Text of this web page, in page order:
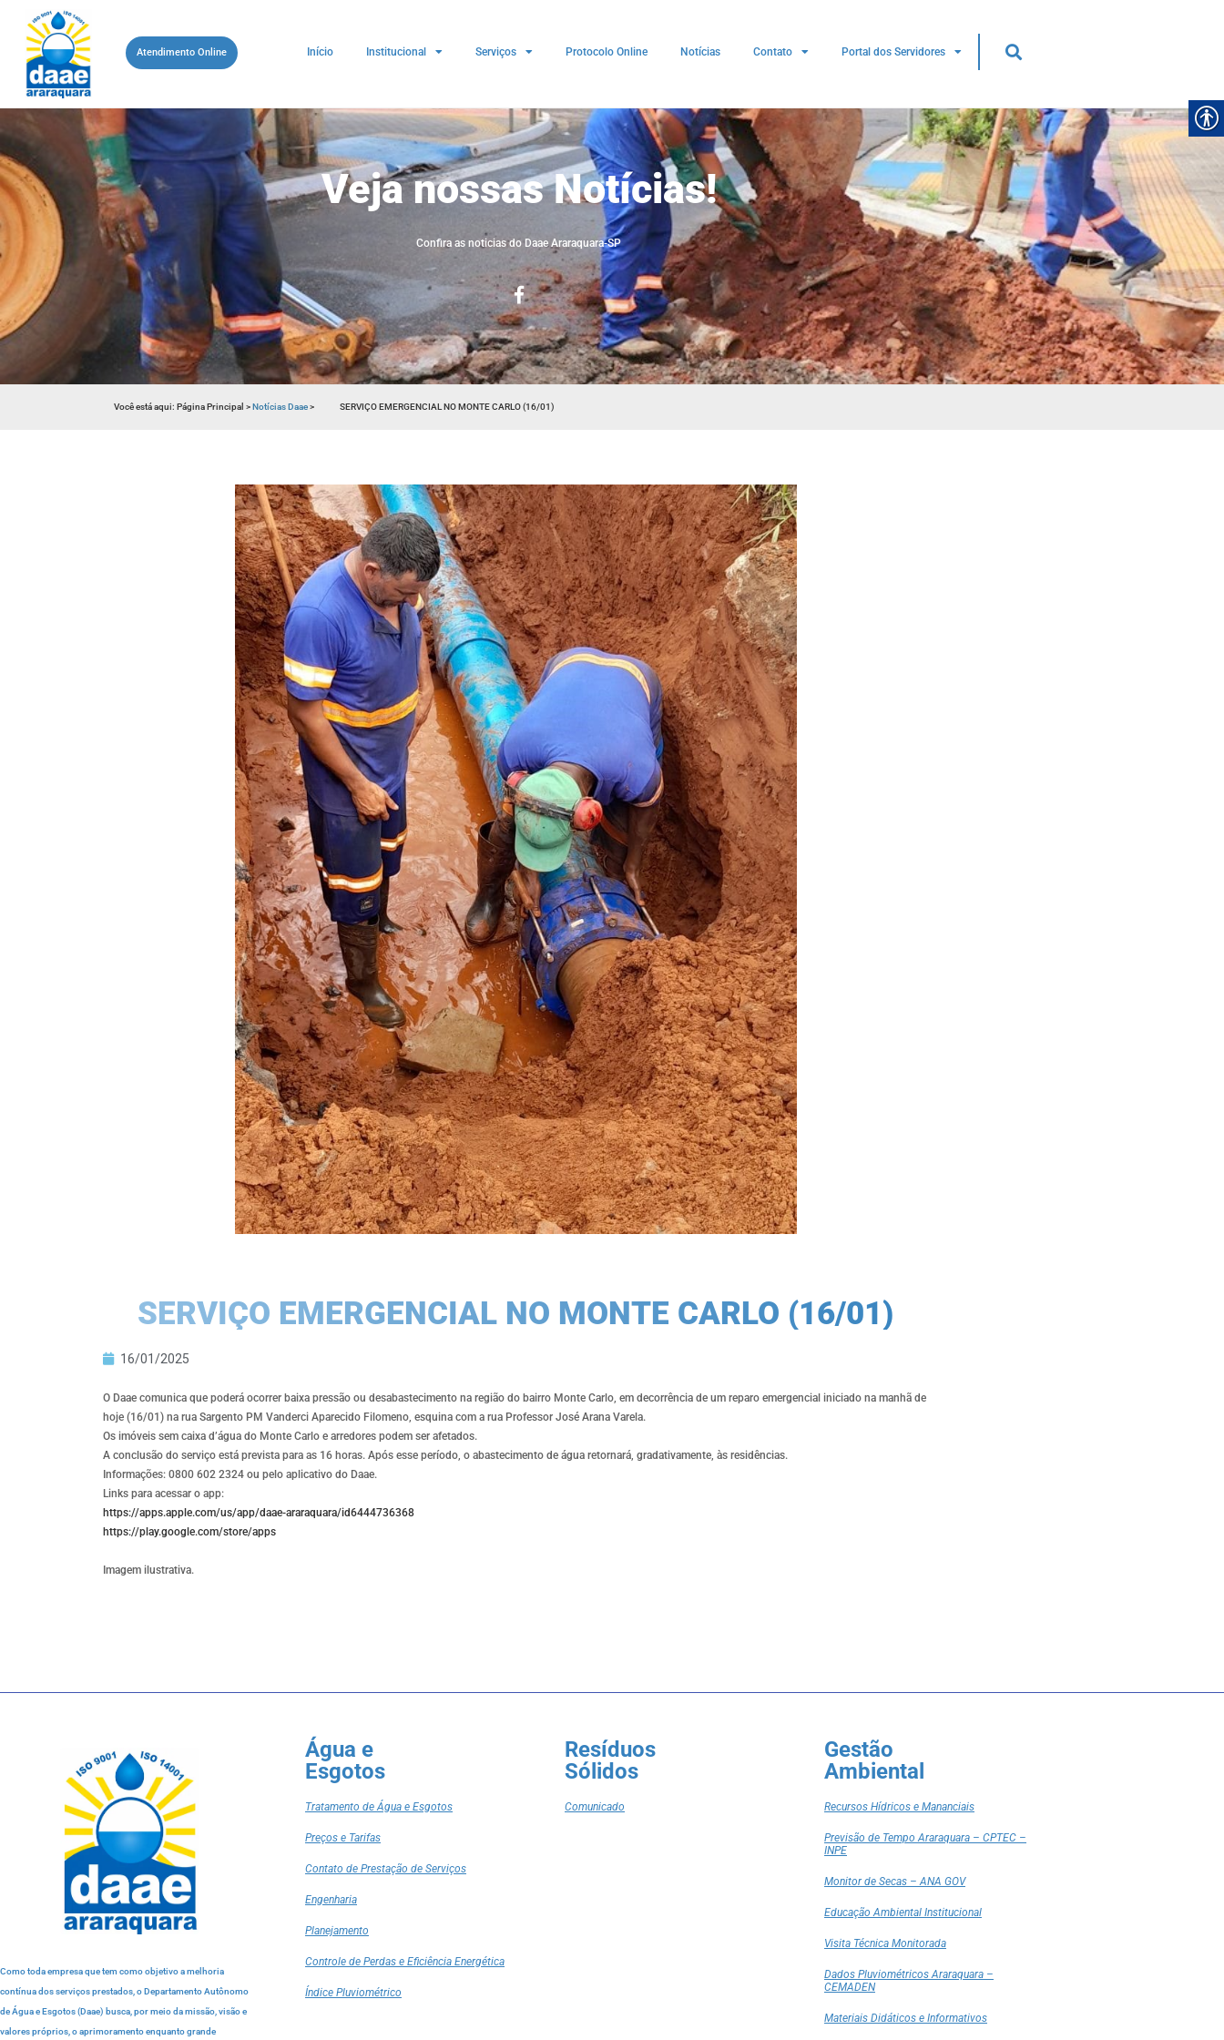
Atendimento Online Início Institucional Serviços Protocolo Online Notícias Contato Portal dos Servidores
Veja nossas Notícias!
Confira as noticias do Daae Araraquara-SP
Você está aqui:Página Principal>Notícias Daae> SERVIÇO EMERGENCIAL NO MONTE CARLO (16/01)
SERVIÇO EMERGENCIAL NO MONTE CARLO (16/01)
16/01/2025
O Daae comunica que poderá ocorrer baixa pressão ou desabastecimento na região do bairro Monte Carlo, em decorrência de um reparo emergencial iniciado na manhã de
hoje (16/01) na rua Sargento PM Vanderci Aparecido Filomeno, esquina com a rua Professor José Arana Varela.
Os imóveis sem caixa d’água do Monte Carlo e arredores podem ser afetados.
A conclusão do serviço está prevista para as 16 horas. Após esse período, o abastecimento de água retornará, gradativamente, às residências.
Informações: 0800 602 2324 ou pelo aplicativo do Daae.
Links para acessar o app:
https://apps.apple.com/us/app/daae-araraquara/id6444736368
https://play.google.com/store/apps
Imagem ilustrativa.
Como toda empresa que tem como objetivo a melhoria
contínua dos serviços prestados, o Departamento Autônomo
de Água e Esgotos (Daae) busca, por meio da missão, visão e
valores próprios, o aprimoramento enquanto grande
Água e
Esgotos
Tratamento de Água e Esgotos
Preços e Tarifas
Contato de Prestação de Serviços
Engenharia
Planejamento
Controle de Perdas e Eficiência Energética
Índice Pluviométrico
Resíduos
Sólidos
Comunicado
Gestão
Ambiental
Recursos Hídricos e Mananciais
Previsão de Tempo Araraquara – CPTEC –
INPE
Monitor de Secas – ANA GOV
Educação Ambiental Institucional
Visita Técnica Monitorada
Dados Pluviométricos Araraquara –
CEMADEN
Materiais Didáticos e Informativos